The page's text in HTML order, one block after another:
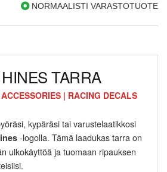
NORMAALISTI VARASTOTUOTE
TARRA
| RACING DECALS
kypäräsi tai varustelaatikkosi
-logolla. Tämä laadukas tarra on
ulkokäyttöä ja tuomaan ripauksen